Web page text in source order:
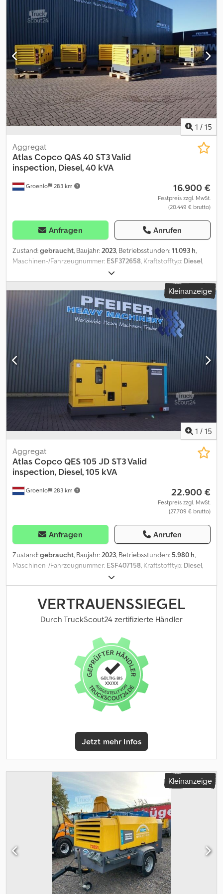
(50 PS) Motormarke: Yanmar CE-Kennzeichnung: ja Zahl der
Eigentümer: 1 Allgemeiner Zustand: gut Technischer Zustand: gut
Optischer Zustand: gut Wenden Sie sich an Philip Müller , , p-), um
weitere Informationen zu erhalten.----Information in English
Technical information Power: 37 kW (50 HP) Type of fuel: Diesel
Make of engine: Yanmar Functional CE mark: yes History Number
of owners: 1 Condition General condition: good Technical
condition: good Visual appearance: good Other information
Rental currency: EUR Additional information Please contact Philip
Müller , , p-) for more information
1 / 15
Groenlo 283 km
Aggregat
Atlas CopcoQAS 40 ST3 Valid
inspection, Diesel, 40 kVA
16.900 €
Festpreis zzgl. MwSt.
(20.449 € brutto)
Anfragen Anrufen
Zustand:gebraucht, Baujahr:2023, Betriebsstunden:11.093 h,
Maschinen-/Fahrzeugnummer: ESF372658, Kraftstofftyp: Diesel,
, Motorenhersteller:
Verwendungszweck: Bauwesen Leergewicht: 1.039 kg
Generatorleistung: 40 kVA Dkodpfsza Rxiex Amlsr Abmessungen
des Laderaums: 245 x 110 x 148 cm Wenden Sie sich an PFEIFER
GROUP, um weitere Informationen zu erhalten.
Kleinanzeige
1 / 15
Groenlo 283 km
Aggregat
Atlas CopcoQES 105 JD ST3 Valid
inspection, Diesel, 105 kVA
22.900 €
Festpreis zzgl. MwSt.
(27.709 € brutto)
Anfragen Anrufen
Zustand:gebraucht, Baujahr:2023, Betriebsstunden: 5.980 h,
Maschinen-/Fahrzeugnummer: ESF407158, Kraftstofftyp: Diesel,
, Motorenhersteller:
Verwendungszweck: Bauwesen Dkedpfx Amsy N Ngfjlsr
Leergewicht: 2.075 kg Generatorleistung: 105 kVA Abmessungen
des Laderaums: 290 x 115 x 171 cm Wenden Sie sich an PFEIFER
GROUP, um weitere Informationen zu erhalten.
VERTRAUENSSIEGEL
Durch TruckScout24 zertifizierte Händler
Jetzt mehr Infos
Kleinanzeige